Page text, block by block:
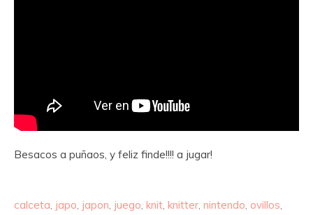
Besacos a puñaos, y feliz finde!!!! a jugar!
calceta japo japon juego knit knitter nintendo ovillos